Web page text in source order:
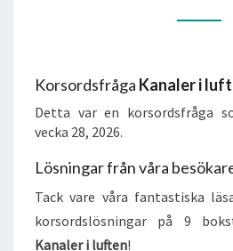
Korsordsfråga Kanaler i
Detta var en korsordsfråga
vecka 28, 2026.
Lösningar från våra
Tack vare våra fantastiska
korsordslösningar på 9
Kanaler i luften!